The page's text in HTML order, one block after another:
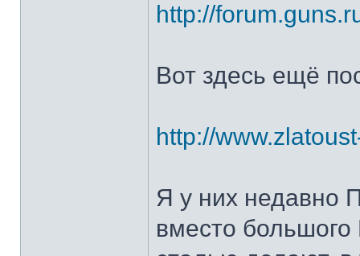
http://
Вот здесь ещё
http://
Я у них недавно
вместо